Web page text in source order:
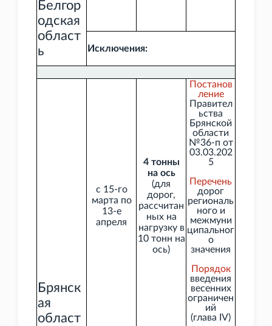
Белгор
одская
област
ь
Исключения:
Брянск
ая
област
с 15-го
марта по
13-е
апреля
4 тонны
на ось
(для
дорог,
рассчитан
ных на
нагрузку в
10 тонн на
ось)
Постанов
ление
Правител
ьства
Брянской
области
№36-п от
03.03.202
5
Перечень
дорог
региональ
ного и
межмуни
ципальног
о
значения
Порядок
введения
весенних
ограничен
ий
(глава IV)